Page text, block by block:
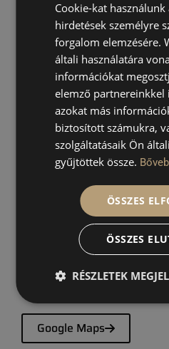
I consent to Spandora
details I have provided. For
Privacy Policy.
Yes, I would like to receive
discounts, and the latest
from the newsletter at any
Our address:
Buda Entertainment &
1036 Budapest, Bécsi út 38-
Google Maps
Cookie-kat
hirdetések személyre
forgalom elemzésére.
általi használatára
információkat
elemző partnereinkkel
azokat más
biztosított számukra,
szolgáltatásaik Ön
gyűjtöttek össze.
ÖSSZES
ÖSSZES
RÉSZLETEK